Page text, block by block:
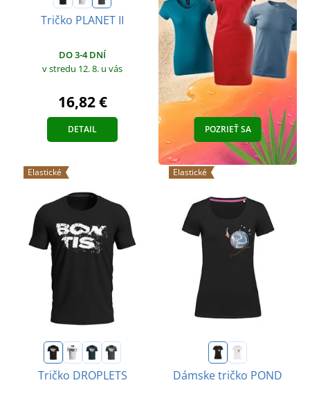
Tričko PLANET II
DO 3-4 DNÍ
v stredu 12. 8. u vás
16,82 €
DETAIL POZRIEŤ SA
Elastické
Tričko DROPLETS
Elastické
Dámske tričko POND